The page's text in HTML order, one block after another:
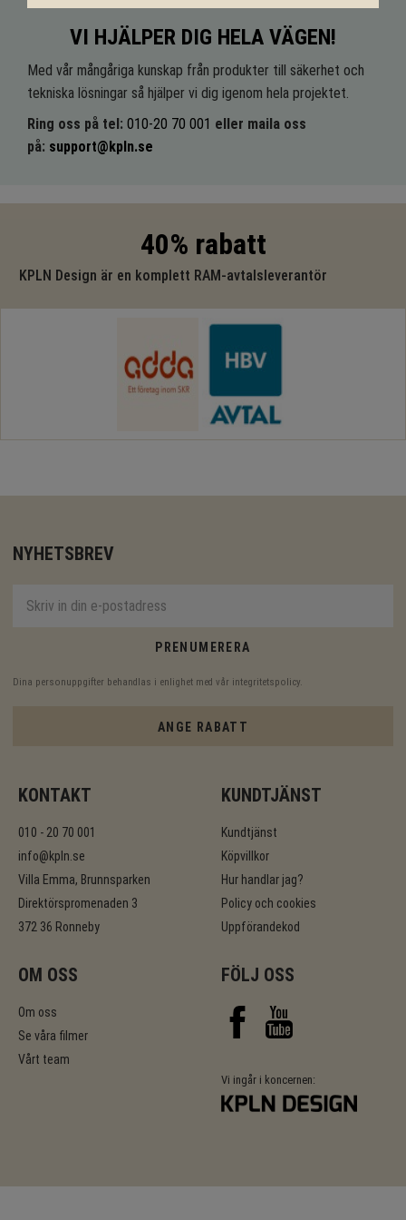
VI HJÄLPER DIG HELA VÄGEN!
Med vår mångåriga kunskap från produkter till säkerhet och
tekniska lösningar så hjälper vi dig igenom hela projektet.
Ring oss på tel: 010-20 70 001 eller maila oss
på: support@kpln.se
40% rabatt
KPLN Design är en komplett RAM-avtalsleverantör
NYHETSBREV
PRENUMERERA
Dina personuppgifter behandlas i enlighet med vår integritetspolicy
ANGE RABATT
KONTAKT
010 - 20 70 001
info@kpln.se
Villa Emma, Brunnsparken
Direktörspromenaden 3
372 36 Ronneby
KUNDTJÄNST
Kundtjänst
Köpvillkor
Hur handlar jag?
Policy och cookies
Uppförandekod
OM OSS
Om oss
Se våra filmer
Vårt team
FÖLJ OSS
Vi ingår i koncernen: